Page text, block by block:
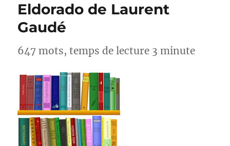
Eldorado de Laurent
Gaudé
647 mots, temps de lecture 3 minute